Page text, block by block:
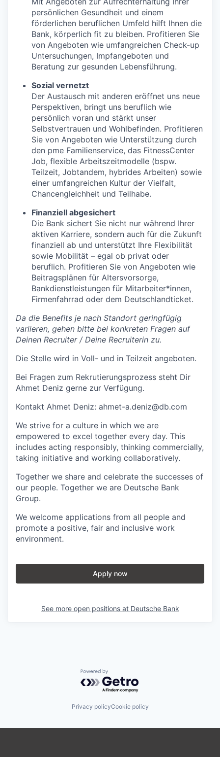
persönlichen Gesundheit und einem
förderlichen beruflichen Umfeld hilft Ihnen die
Bank, körperlich fit zu bleiben. Profitieren Sie
von Angeboten wie umfangreichen Check-up
Untersuchungen, Impfangeboten und
Beratung zur gesunden Lebensführung.
Sozial vernetzt
Der Austausch mit anderen eröffnet uns neue
Perspektiven, bringt uns beruflich wie
persönlich voran und stärkt unser
Selbstvertrauen und Wohlbefinden. Profitieren
Sie von Angeboten wie Unterstützung durch
den pme Familienservice, das FitnessCenter
Job, flexible Arbeitszeitmodelle (bspw.
Teilzeit, Jobtandem, hybrides Arbeiten) sowie
einer umfangreichen Kultur der Vielfalt,
Chancengleichheit und Teilhabe.
Finanziell abgesichert
Die Bank sichert Sie nicht nur während Ihrer
aktiven Karriere, sondern auch für die Zukunft
finanziell ab und unterstützt Ihre Flexibilität
sowie Mobilität – egal ob privat oder
beruflich. Profitieren Sie von Angeboten wie
Beitragsplänen für Altersvorsorge,
Bankdienstleistungen für Mitarbeiter*innen,
Firmenfahrrad oder dem Deutschlandticket.
Da die Benefits je nach Standort geringfügig
variieren, gehen bitte bei konkreten Fragen auf
Deinen Recruiter / Deine Recruiterin zu.
Die Stelle wird in Voll- und in Teilzeit angeboten.
Bei Fragen zum Rekrutierungsprozess steht Dir
Ahmet Deniz gerne zur Verfügung.
Kontakt Ahmet Deniz: ahmet-a.deniz@db.com
We strive for a culture in which we are
empowered to excel together every day. This
includes acting responsibly, thinking commercially,
taking initiative and working collaboratively.
Together we share and celebrate the successes of
our people. Together we are Deutsche Bank
Group.
We welcome applications from all people and
promote a positive, fair and inclusive work
environment.
Apply now
See more open positions at Deutsche Bank
Powered by Getro.com
Privacy policyCookie policy